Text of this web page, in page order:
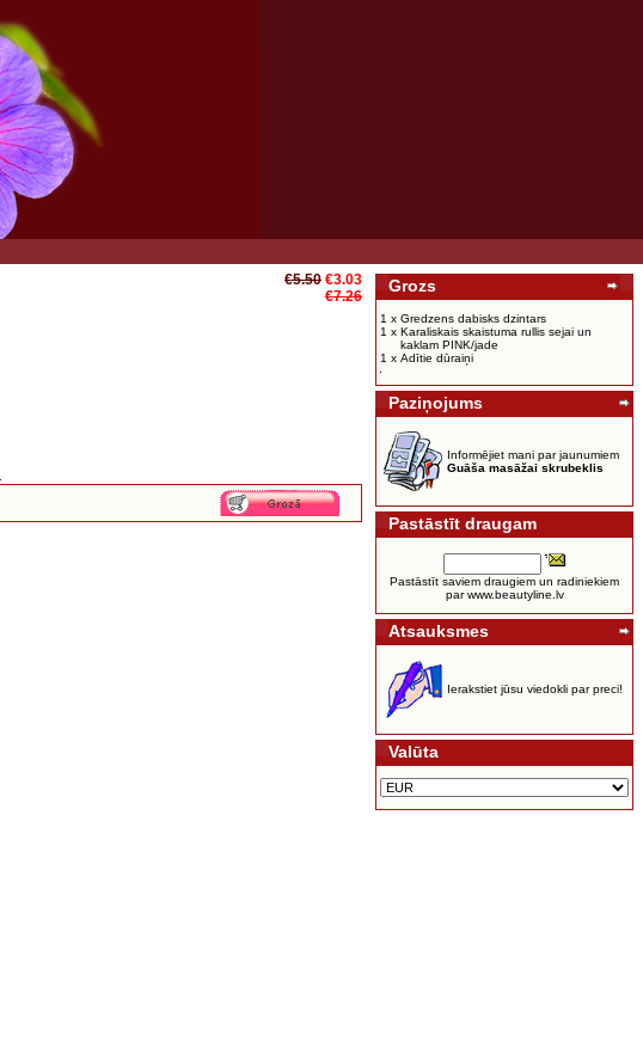
€5.50 €3.03
€7.26
Grozs
1 x Gredzens dabisks dzintars
1 x Karaliskais skaistuma rullis sejai un
kaklam PINK/jade
1 x Adītie dūraiņi
Paziņojums
Informējiet mani par jaunumiem
Guāša masāžai skrubeklis
Pastāstīt draugam
Pastāstīt saviem draugiem un radiniekiem
par www.beautyline.lv
Atsauksmes
Ierakstiet jūsu viedokli par preci!
Valūta